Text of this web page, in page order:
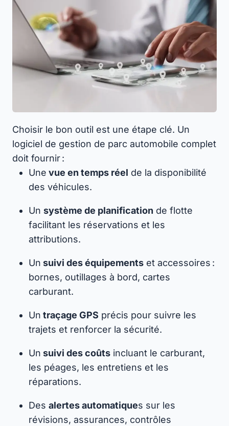
Choisir le bon outil est une étape clé. Un
logiciel de gestion de parc automobile complet
doit fournir :
Une vue en temps réel de la disponibilité
des véhicules.
Un système de planification de flotte
facilitant les réservations et les
attributions.
Un suivi des équipements et accessoires :
bornes, outillages à bord, cartes
carburant.
Un traçage GPS précis pour suivre les
trajets et renforcer la sécurité.
Un suivi des coûts incluant le carburant,
les péages, les entretiens et les
réparations.
Des alertes automatiques sur les
révisions, assurances, contrôles